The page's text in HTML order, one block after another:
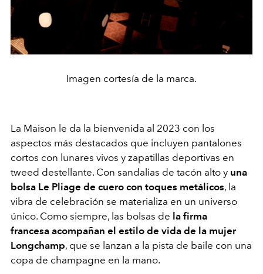
Imagen cortesía de la marca.
La Maison le da la bienvenida al 2023 con los
aspectos más destacados que incluyen pantalones
cortos con lunares vivos y zapatillas deportivas en
tweed destellante. Con sandalias de tacón alto y una
bolsa Le Pliage de cuero con toques metálicos, la
vibra de celebración se materializa en un universo
único. Como siempre, las bolsas de la firma
francesa acompañan el estilo de vida de la mujer
Longchamp, que se lanzan a la pista de baile con una
copa de champagne en la mano.